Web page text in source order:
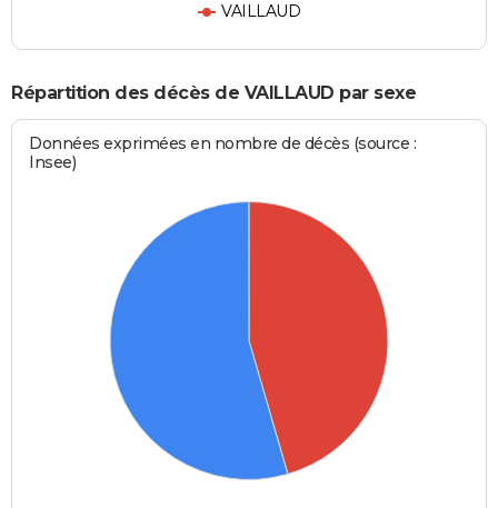
VAILLAUD
Répartition des décès de VAILLAUD par sexe
Données exprimées en nombre de décès (source :
Insee)